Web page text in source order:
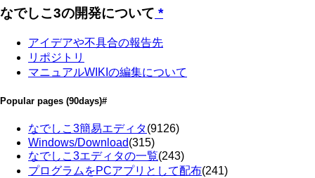
なでしこ3の開発について *
アイデアや不具合の報告先
リポジトリ
マニュアルWIKIの編集について
Popular pages (90days)#
なでしこ3簡易エディタ(9126)
Windows/Download(315)
なでしこ3エディタの一覧(243)
プログラムをPCアプリとして配布(241)